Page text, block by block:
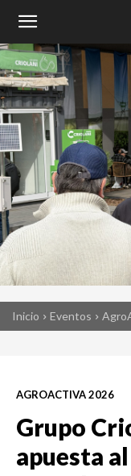
Inicio Eventos
AGROACTIVA 2026
Grupo
apuesta